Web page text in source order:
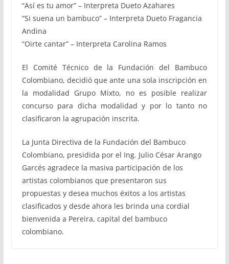
“Así es tu amor” – Interpreta Dueto Azahares
“Si suena un bambuco” – Interpreta Dueto Fragancia
Andina
“Oirte cantar” – Interpreta Carolina Ramos
El Comité Técnico de la Fundación del Bambuco
Colombiano, decidió que ante una sola inscripción en
la modalidad Grupo Mixto, no es posible realizar
concurso para dicha modalidad y por lo tanto no
clasificaron la agrupación inscrita.
La Junta Directiva de la Fundación del Bambuco
Colombiano, presidida por el Ing. Julio César Arango
Garcés agradece la masiva participación de los
artistas colombianos que presentaron sus
propuestas y desea muchos éxitos a los artistas
clasificados y desde ahora les brinda una cordial
bienvenida a Pereira, capital del bambuco
colombiano.